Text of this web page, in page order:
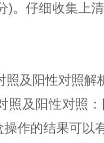
)。仔细收集上
照及阳性对照解
照及阳性对照
作的结果可以